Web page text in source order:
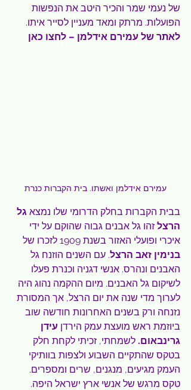
של נעמי שמר והכיר היטב את הנפשות
הפועלות. מרתק ומאד מעניין לסייר איתו.
לאתר של עמירם אידלמן – לחצו כאן
עמירם אידלמן ואשתו. בית הקברות כנרת
בבית הקברות בחלק הדרומי שלו נמצא גל
הרצל זהו גל אבנים גבוה שהוקם על ידי
איכרי ופועלי האזור בשנת 1909 לזכרו של
בנימין זאב הרצל. עם השנים הוזנח גל
האבנים ונהרס. אנשי דגניה וכנרת פעלו
לשיקום גל האבנים. מיום ההקמה נהוג היה
לערוך מדי שנה את יום הרצל, אך המסורת
נזנחה ורק בשנים האחרונות חודשה שוב
ביוזמת ראש מועצת עמק הירדן עידן
גרינבאום. לשמחתי, זכיתי לקחת חלק
בטקס שהתקיים השבוע ולצפות בוותיקי
העמק מגיעים, מנגנים, שרים ומספרים.
טקס מרגש של אנשי ארץ ישראל היפה.